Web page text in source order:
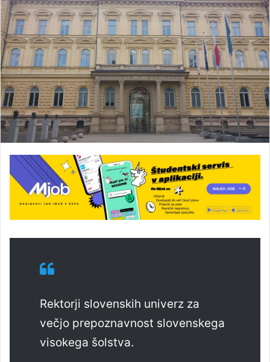
Rektorji slovenskih univerz za
večjo prepoznavnost slovenskega
visokega šolstva.